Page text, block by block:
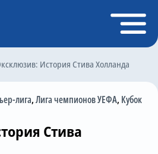
История Стива Холланда
лига,Лига чемпионов УЕФА, Кубок
Стива